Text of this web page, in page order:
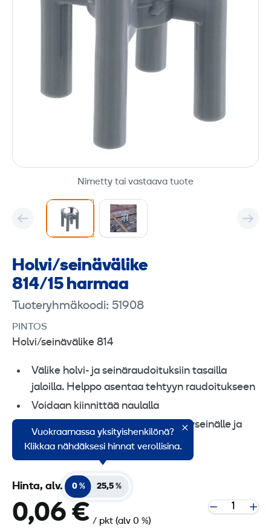
Nimetty tai vastaava tuote
Holvi/seinävälike
814/15 harmaa
Tuoteryhmäkoodi: 51908
PINTOS
Holvi/seinävälike 814
Välike holvi- ja seinäraudoituksiin tasailla
jaloilla. Helppo asentaa tehtyyn raudoitukseen
Voidaan kiinnittää naulalla
Voidaan naulata kiinni myös pystyseinälle ja
asettaa raudat vasta sen jälkeen
Vuokraamassa yksityishenkilönä?
Klikkaa nähdäksesi hinnat verollisina.
Hinta, alv. 0 % 25,5 %
0,06 € / pkt (alv 0 %)